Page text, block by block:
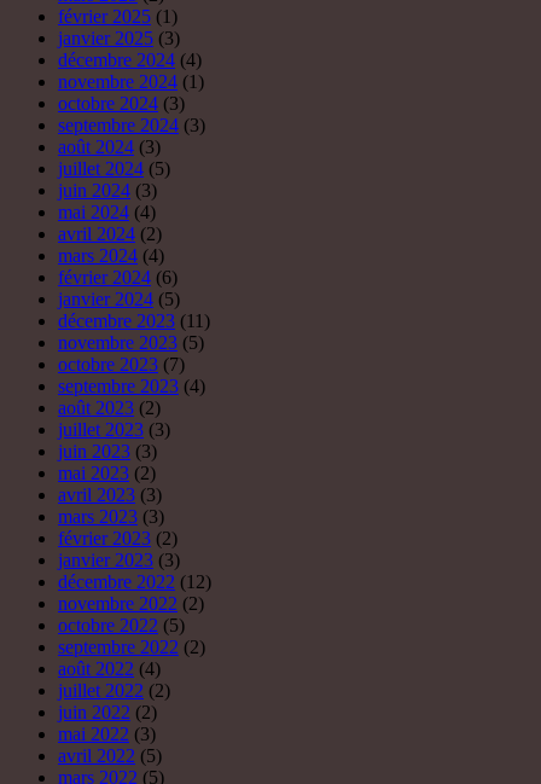
janvier 2024 (5)
décembre 2023(11)
novembre 2023(5)
octobre 2023(7)
septembre 2023(4)
août 2023(2)
juillet 2023(3)
juin 2023(3)
mai 2023(2)
avril 2023 (3)
mars 2023(3)
février 2023(2)
janvier 2023 (3)
décembre 2022(12)
novembre 2022(2)
octobre 2022(5)
septembre 2022(2)
août 2022(4)
juillet 2022(2)
juin 2022(2)
mai 2022(3)
avril 2022 (5)
mars 2022(5)
février 2022(8)
janvier 2022 (19)
décembre 2021(18)
novembre 2021(19)
octobre 2021(8)
septembre 2021(12)
août 2021(10)
juillet 2021(10)
janvier 2021(1)
décembre 2020
novembre 2020
octobre 2020(9)
septembre 2020